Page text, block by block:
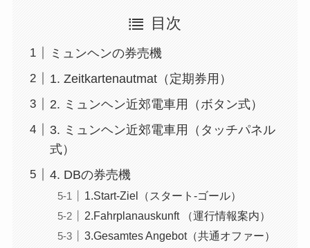
目次
ミュンヘンの券売機
1. Zeitkartenautmat（定期券用）
2. ミュンヘン近郊電車用（ボタン式）
3. ミュンヘン近郊電車用（タッチパネル
式）
4. DBの券売機
1.Start-Ziel（スタート-ゴール）
2.Fahrplanauskunft （運行情報案内）
3.Gesamtes Angebot（共通オファー）